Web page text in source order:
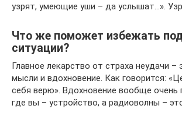
узрят, умеющие уши – да услышат…».
Что же поможет избежать
ситуации?
Главное лекарство от страха неудачи –
мысли и вдохновение. Как говорится:
себя верю». Вдохновение вообще очень
где вы – устройство, а радиоволны –